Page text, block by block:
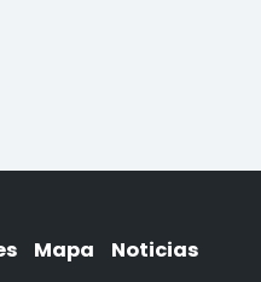
Mapa
Noticias